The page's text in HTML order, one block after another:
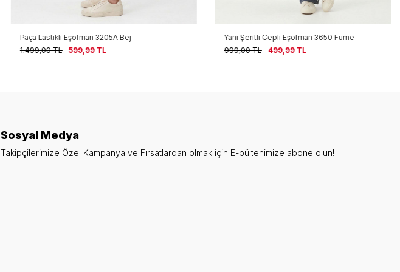
Paça Lastikli Eşofman 3205A Bej
1.499,00TL 599,99TL
Yanı Şeritli Cepli Eşofman 3650 Füme
999,00TL 499,99TL
Sosyal Medya
Takipçilerimize Özel Kampanya ve Fırsatlardan olmak için E-bültenimize abone olun!